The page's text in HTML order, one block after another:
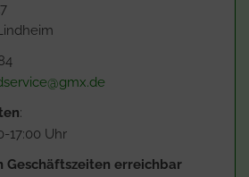
:
17:00 Uhr
Geschäftszeiten erreichbar